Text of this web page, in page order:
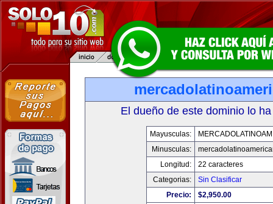
El dueño de este dominio lo
Mayusculas:
Minusculas:
Longitud:
22 caracteres
Categorias:
Sin Clasificar
Precio:
$2,950.00